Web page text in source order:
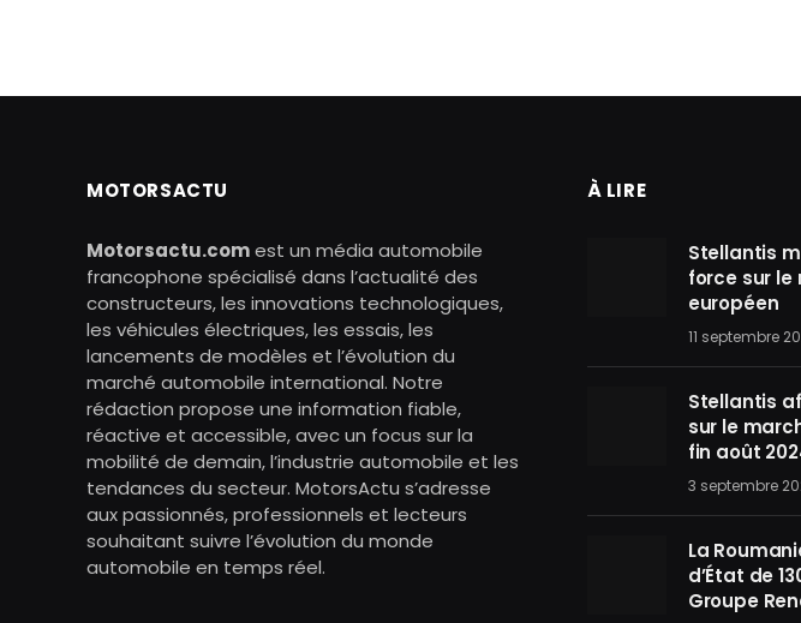
MOTORSACTU
Motorsactu.comest un média automobile
francophone spécialisé dans l’actualité des
constructeurs, les innovations technologiques,
les véhicules électriques, les essais, les
lancements de modèles et l’évolution du
marché automobile international. Notre
rédaction propose une information fiable,
réactive et accessible, avec un focus sur la
mobilité de demain, l’industrie automobile et les
tendances du secteur. MotorsActu s’adresse
aux passionnés, professionnels et lecteurs
souhaitant suivre l’évolution du monde
automobile en temps réel.
À LIRE
Stellantis
force sur
européen
11 septembre
Stellantis
sur le
fin août
3 septembre
La
d’État de
Groupe